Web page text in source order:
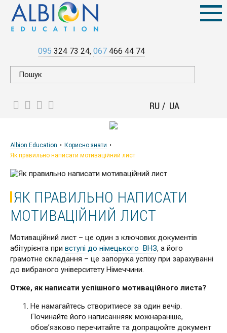
095 324 73 24 067 466 44 74
RU UA
Albion Education
Корисно знати
Як правильно написати мотиваційний лист
ЯК ПРАВИЛЬНО НАПИСАТИ
МОТИВАЦІЙНИЙ ЛИСТ
Мотиваційний лист – це один з ключових документів
абітурієнта при вступі до німецького ВНЗ, а його
грамотне складання – це запорука успіху при зарахуванні
до вибраного університету Німеччини.
Отже, як написати успішного мотиваційного листа?
Не намагайтесь створитиесе за один вечір.
Починайте його написанняяк можнараніше,
обов’язково перечитайте та допрацюйте документ